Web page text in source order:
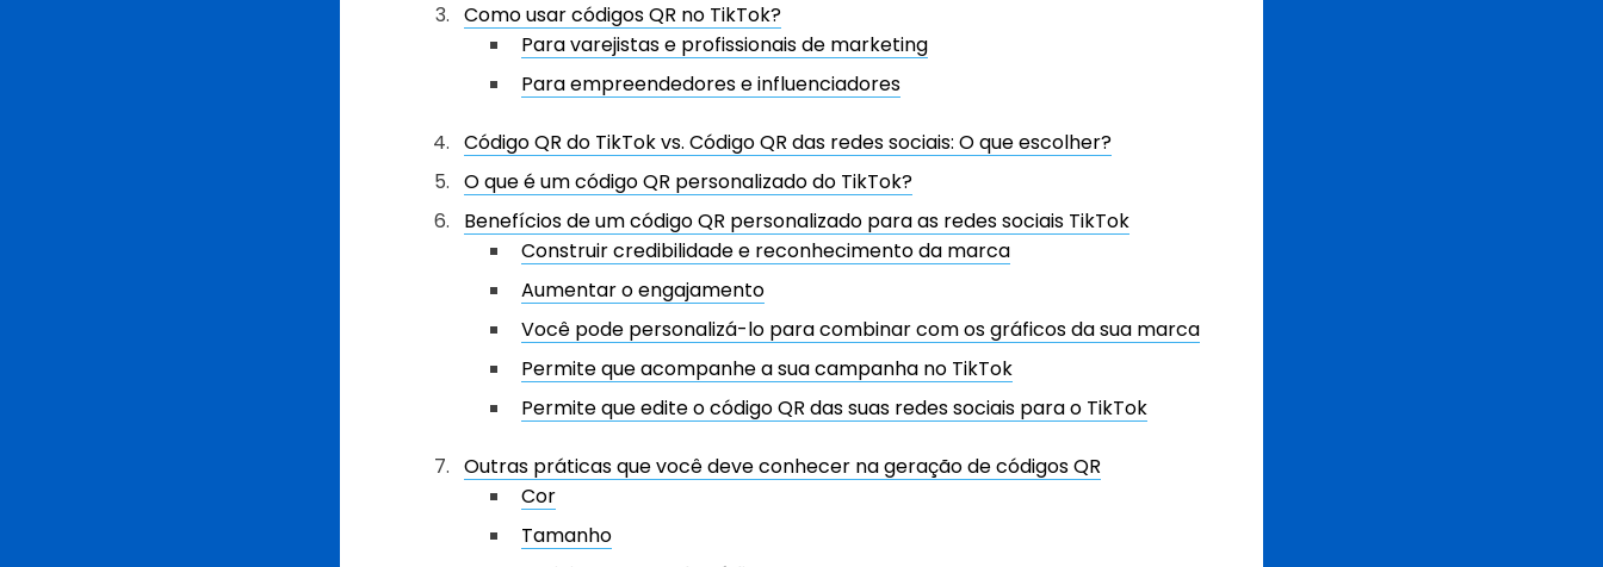
Como usar códigos QR no TikTok?
Para varejistas e profissionais de marketing
Para empreendedores e influenciadores
Código QR do TikTok vs. Código QR das redes sociais: O que escolher?
O que é um código QR personalizado do TikTok?
Benefícios de um código QR personalizado para as redes sociais TikTok
Construir credibilidade e reconhecimento da marca
Aumentar o engajamento
Você pode personalizá-lo para combinar com os gráficos da sua marca
Permite que acompanhe a sua campanha no TikTok
Permite que edite o código QR das suas redes sociais para o TikTok
Outras práticas que você deve conhecer na geração de códigos QR
Cor
Tamanho